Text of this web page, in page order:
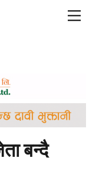
बन्दै